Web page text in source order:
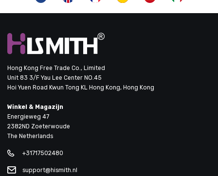
Hong Kong Free Trade Co., Limited
Unit 83 3/F Yau Lee Center NO.45
Hoi Yuen Road Kwun Tong KL Hong Kong, Hong Kong
Winkel & Magazijn
Energieweg 47
2382ND Zoeterwoude
The Netherlands
+31717502480
support@hismith.nl